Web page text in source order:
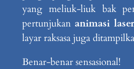
yang meliuk-liuk bak
pertunjukan animasi
layar raksasa juga
Benar-benar sensasional!